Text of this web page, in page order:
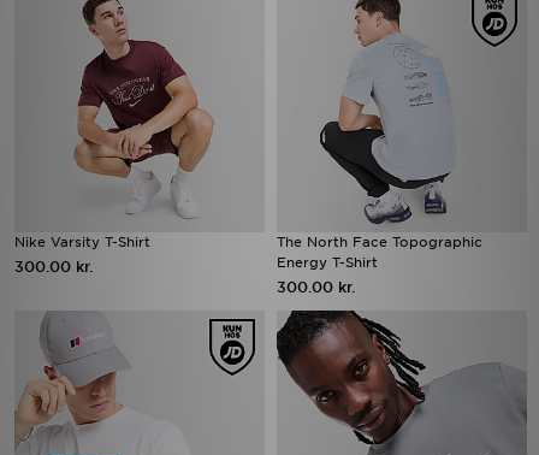
Nike Varsity T-Shirt
300.00 kr.
The North Face Topographic
Energy T-Shirt
300.00 kr.